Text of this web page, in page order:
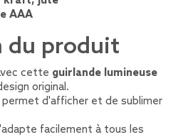
AAA
du produit
cette guirlande lumineuse
original.
permet d'afficher et de sublimer
facilement à tous les